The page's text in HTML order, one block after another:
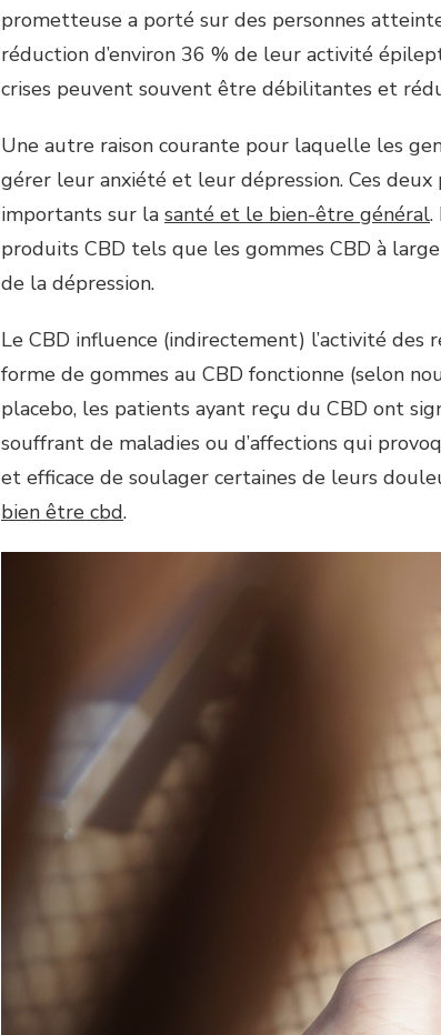
prometteuse a porté sur des personnes
réduction d’environ 36 % de leur activité
crises peuvent souvent être débilitantes et
Une autre raison courante pour laquelle les
gérer leur anxiété et leur dépression. Ces
importants sur la santé et le bien-être général.
produits CBD tels que les gommes CBD à
de la dépression.
Le CBD influence (indirectement) l’activité
forme de gommes au CBD fonctionne (selon
placebo, les patients ayant reçu du CBD ont
souffrant de maladies ou d’affections qui
et efficace de soulager certaines de leurs
bien être cbd.